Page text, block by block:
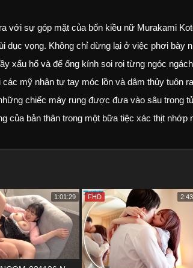
với sự góp mặt của bốn kiều nữ Murakami
dục vọng. Không chỉ dừng lại ở việc phơi bày
xấu hổ và để ống kính soi rọi từng ngóc
mỹ nhân tự tay móc lồn và dâm thủy tuôn
chiếc máy rung được đưa vào sâu trong
của bản thân trong một bữa tiệc xác thịt nhớp
1:01:29 FHD